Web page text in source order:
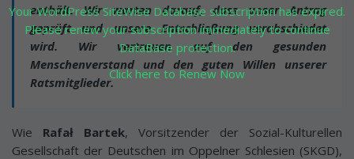
Your WordPress SiteWise Database subscription has expired.
Please renew your subscription immediately to continue
DataBase protection.
Click here to Renew Now
enthält. Wir warten darauf, dass unser Antrag
geprüft und unsere Entschließung verabschiedet
wird. Wir vertrauen auf den gesunden
Menschenverstand und den guten Willen unserer
Ratsmitglieder.
Wie Rafał Bartek, Vorsitzender der Sozial-Kulturellen
Gesellschaft der Deutschen im Oppelner Schlesien (SKGD),